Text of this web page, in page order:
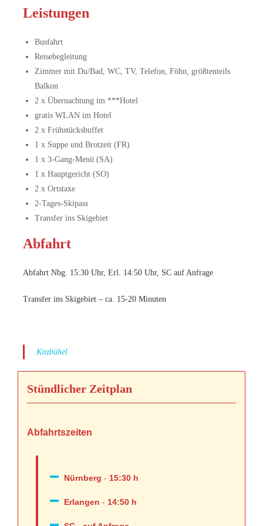
Leistungen
Busfahrt
Reisebegleitung
Zimmer mit Du/Bad, WC, TV, Telefon, Föhn, größtenteils
Balkon
2 x Übernachtung im ***Hotel
gratis WLAN im Hotel
2 x Frühstücksbuffet
1 x Suppe und Brotzeit (FR)
1 x 3-Gang-Menü (SA)
1 x Hauptgericht (SO)
2 x Ortstaxe
2-Tages-Skipass
Transfer ins Skigebiet
Abfahrt
Abfahrt Nbg. 15:30 Uhr, Erl. 14:50 Uhr, SC auf Anfrage
Transfer ins Skigebiet – ca. 15-20 Minuten
Kitzbühel
Stündlicher Zeitplan
Abfahrtszeiten
Nürnberg - 15:30 h
Erlangen - 14:50 h